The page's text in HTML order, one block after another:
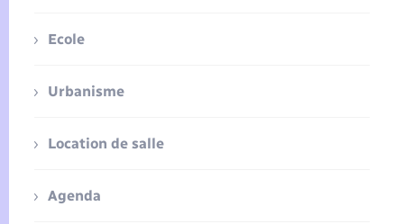
Ecole
Urbanisme
Location de salle
Agenda